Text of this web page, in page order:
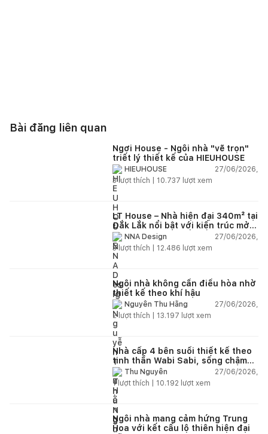
Bài đăng liên quan
Ngơi House - Ngôi nhà "vẽ trọn"
triết lý thiết kế của HIEUHOUSE
HIEUHOUSE
27/06/2026,
3lượt thích | 10.737 lượt xem
LT House – Nhà hiện đại 340m² tại
Đắk Lắk nổi bật với kiến trúc mở
và hệ sân vườn kết nối thiên
nhiên
NNA Design
27/06/2026,
3lượt thích | 12.486 lượt xem
Ngôi nhà không cần điều hòa nhờ
thiết kế theo khí hậu
Nguyễn Thu Hằng
27/06/2026,
2lượt thích | 13.197 lượt xem
Nhà cấp 4 bên suối thiết kế theo
tinh thần Wabi Sabi, sống chậm
giữa thiên nhiên
Thu Nguyễn
27/06/2026,
1lượt thích | 10.192 lượt xem
Ngôi nhà mang cảm hứng Trung
Hoa với kết cấu lộ thiên hiện đại